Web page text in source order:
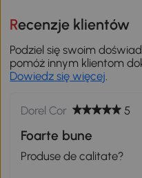
Recenzje klientów
Podziel się swoim
pomóż innym klientom
Dowiedz się więcej.
Dorel Cor 5
Foarte bune
Produse de calitate?